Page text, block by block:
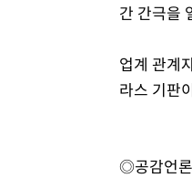
간 간극을
업계 관계
라스 기판
◎공감언